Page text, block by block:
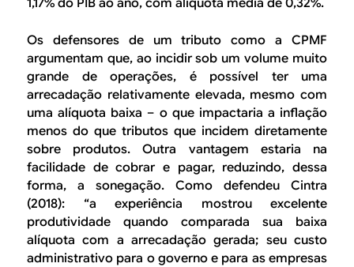
Os defensores de um tributo como a CPMF
argumentam que, ao incidir sob um volume muito
grande de operações, é possível ter uma
arrecadação relativamente elevada, mesmo com
uma alíquota baixa – o que impactaria a inflação
menos do que tributos que incidem diretamente
sobre produtos. Outra vantagem estaria na
facilidade de cobrar e pagar, reduzindo, dessa
forma, a sonegação. Como defendeu Cintra
(2018): “a experiência mostrou excelente
produtividade quando comparada sua baixa
alíquota com a arrecadação gerada; seu custo
administrativo para o governo e para as empresas